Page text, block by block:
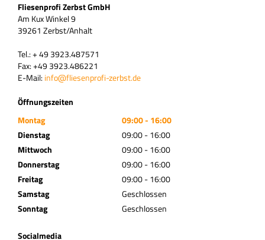
Fliesenprofi Zerbst GmbH
Am Kux Winkel 9
39261 Zerbst/Anhalt
Tel.: + 49 3923.487571
Fax: +49 3923.486221
E-Mail:info@fliesenprofi-zerbst.de
Öffnungszeiten
Montag
09:00 - 16:00
Dienstag
09:00 - 16:00
Mittwoch
09:00 - 16:00
Donnerstag
09:00 - 16:00
Freitag
09:00 - 16:00
Samstag
Geschlossen
Sonntag
Geschlossen
Socialmedia